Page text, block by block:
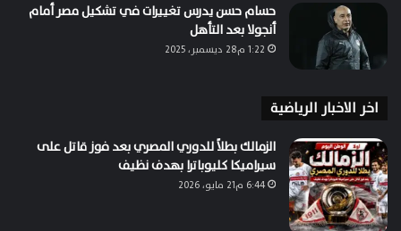
حسام حسن يدرس تغييرات في تشكيل مصر أمام
أنجولا بعد التأهل
1:22 م28 ديسمبر، 2025
اخر الاخبار الرياضية
الزمالك بطلاً للدوري المصري بعد فوز قاتل على
سيراميكا كليوباترا بهدف نظيف
6:44 م21 مايو، 2026